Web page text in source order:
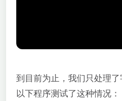
到目前为止，我们只处理
以下程序测试了这种情况：